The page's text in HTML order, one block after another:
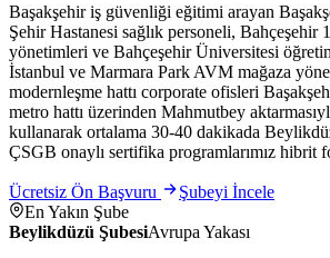
Başakşehir iş güvenliği eğitimi arayan
Şehir Hastanesi sağlık personeli, Bahçeşehir
yönetimleri ve Bahçeşehir Üniversitesi
İstanbul ve Marmara Park AVM mağaza
modernleşme hattı corporate ofisleri
metro hattı üzerinden Mahmutbey
kullanarak ortalama 30-40 dakikada
ÇSGB onaylı sertifika programlarımız hibrit
Ücretsiz Ön Başvuru
Şubeyi İncele
En Yakın Şube
Beylikdüzü ŞubesiAvrupa Yakası